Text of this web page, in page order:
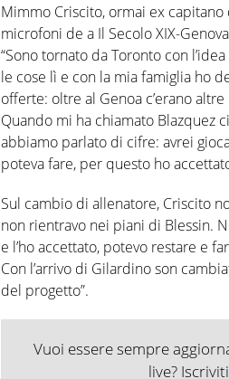
Mimmo Criscito, ormai ex
microfoni de a Il Secolo XIX-
“Sono tornato da Toronto con
le cose lì e con la mia famiglia ho
offerte: oltre al Genoa c’erano
Quando mi ha chiamato Blazquez
abbiamo parlato di cifre: avrei
poteva fare, per questo ho
Sul cambio di allenatore, Criscito
non rientravo nei piani di Blessin.
e l’ho accettato, potevo restare e
Con l’arrivo di Gilardino son
del progetto”.
Vuoi essere sempre
live?